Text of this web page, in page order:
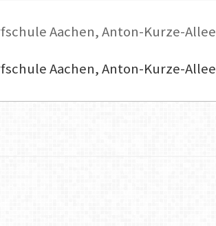
Aachen, Anton-Kurze-Allee
Aachen, Anton-Kurze-Allee